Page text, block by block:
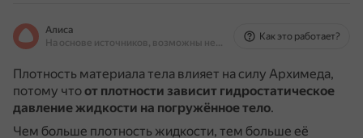
Алиса
На основе источников, возможны неточности
Как это работает?
Плотность материала тела влияет на силу Архимеда,
потому чтоот плотности зависит гидростатическое
давление жидкости на погружённое тело.
Чем больше плотность жидкости, тем больше её